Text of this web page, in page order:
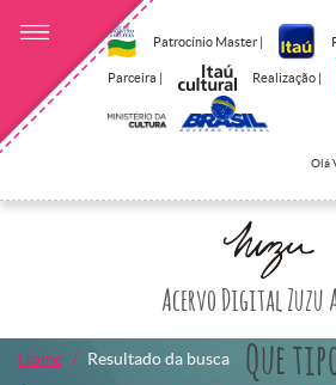
Patrocínio Master |
Parceira | Realização |
Olá
Acervo Digital Zuzu
Que
Home Resultado da busca